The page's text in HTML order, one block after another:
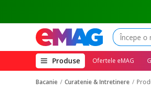
Produse(deschide
megameniul)
Ofertele eMAG
Bacanie Curatenie & Intretinere